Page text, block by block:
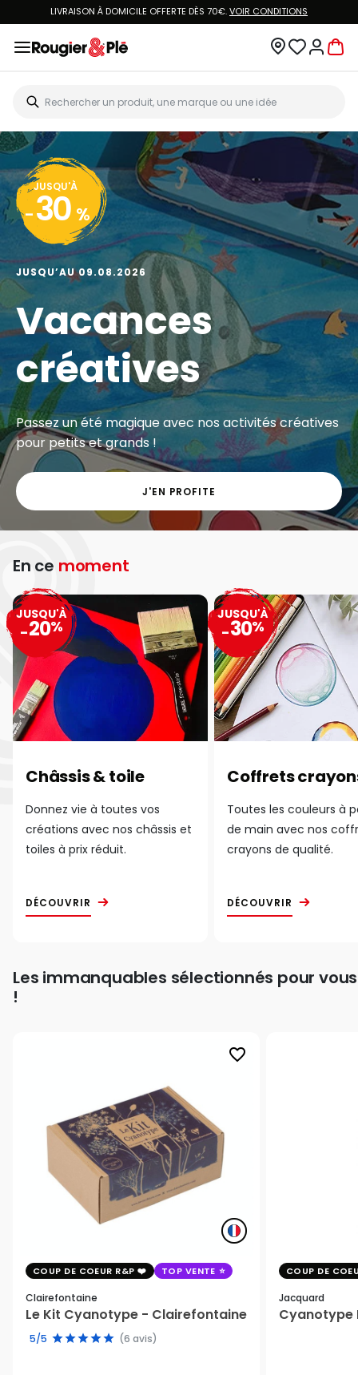
LIVRAISON À DOMICILE OFFERTE DÈS 70€.VOIR CONDITIONS
JUSQU'À
- 30 %
JUSQU’AU 09.08.2026
Vacances
créatives
Passez un été magique avec nos activités créatives
pour petits et grands !
J'EN PROFITE
En ce moment
Châssis & toile
Donnez vie à toutes vos
créations avec nos châssis et
toiles à prix réduit.
DÉCOUVRIR
JUSQU'À
-20%
Coffrets
Toutes les couleurs à
de main avec nos
crayons de qualité.
DÉCOUVRIR
JUSQU'À
-30%
Les immanquables sélectionnés pour vous
!
favorite_border
COUP DE COEUR R&P TOP VENTE
Clairefontaine
Le Kit Cyanotype - Clairefontaine
5/5 (6 avis)
COUP DE
Jacquard
Cyanotype